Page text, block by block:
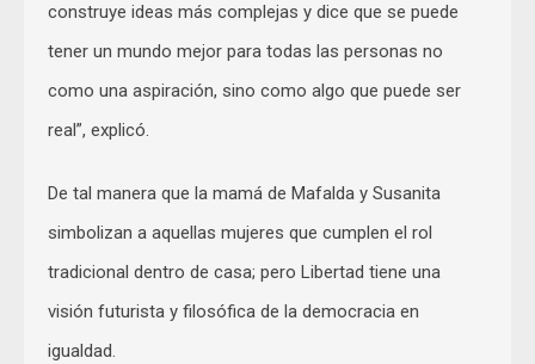
construye ideas más complejas y dice que se puede
tener un mundo mejor para todas las personas no
como una aspiración, sino como algo que puede ser
real”, explicó.
De tal manera que la mamá de Mafalda y Susanita
simbolizan a aquellas mujeres que cumplen el rol
tradicional dentro de casa; pero Libertad tiene una
visión futurista y filosófica de la democracia en
igualdad.